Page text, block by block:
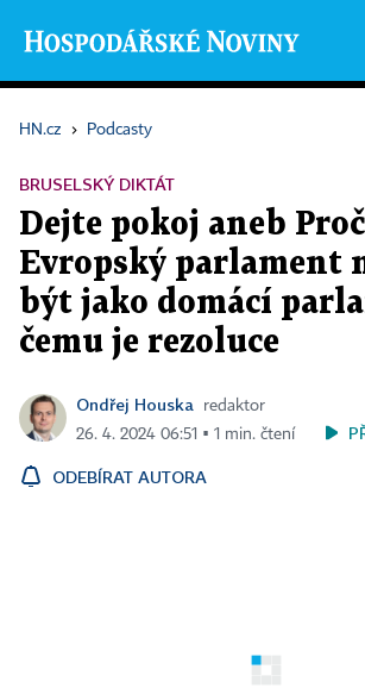
HN.cz › Podcasty
BRUSELSKÝ DIKTÁT
Dejte pokoj aneb Proč
Evropský parlament
být jako domácí
čemu je rezoluce
Ondřej Houska
redaktor
26. 4. 2024 06:51 ▪ 1 min. čtení
ODEBÍRAT AUTORA